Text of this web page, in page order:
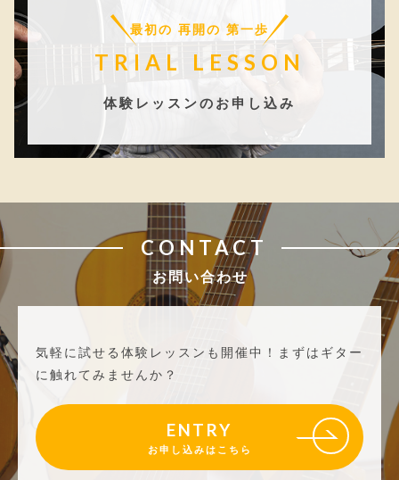
最初の 再開の 第一歩
TRIAL LESSON
体験レッスンのお申し込み
CONTACT
お問い合わせ
気軽に試せる体験レッスンも開催中！
まずはギター
に触れてみませんか？
ENTRY
お申し込みはこちら